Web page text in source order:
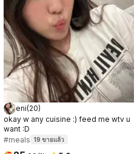
eni(20)
okay w any cuisine :) feed me wtv u
want :D
#meals 19 ขายแล้ว